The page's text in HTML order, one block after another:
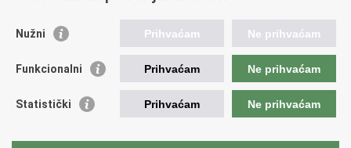
Ostale poveznice
Hrvatski audiovizualni centar
Creative Europe
EU National Institutes for Culture
Nužni Prihvaćam Ne prihvaćam
Funkcionalni Prihvaćam Ne prihvaćam
Statistički Prihvaćam Ne prihvaćam